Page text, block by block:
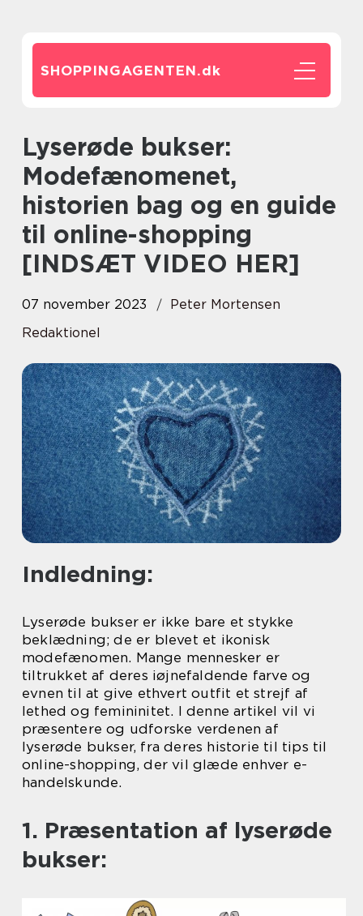
SHOPPINGAGENTEN.dk
Lyserøde bukser:
Modefænomenet,
historien bag og en guide
til online-shopping
[INDSÆT VIDEO HER]
07 november 2023
Peter Mortensen
Redaktionel
Indledning:
Lyserøde bukser er ikke bare et stykke
beklædning; de er blevet et ikonisk
modefænomen. Mange mennesker er
tiltrukket af deres iøjnefaldende farve og
evnen til at give ethvert outfit et strejf af
lethed og femininitet. I denne artikel vil vi
præsentere og udforske verdenen af
lyserøde bukser, fra deres historie til tips til
online-shopping, der vil glæde enhver e-
handelskunde.
1. Præsentation af lyserøde
bukser: